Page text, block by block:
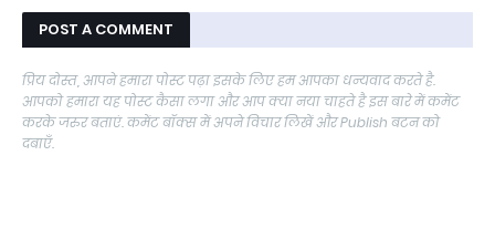
POST A COMMENT
प्रिय दोस्त, आपने हमारा पोस्ट पढ़ा इसके लिए हम आपका धन्यवाद करते है.
आपको हमारा यह पोस्ट कैसा लगा और आप क्या नया चाहते है इस बारे में कमेंट
करके जरुर बताएं. कमेंट बॉक्स में अपने विचार लिखें और Publish बटन को
दबाएँ.